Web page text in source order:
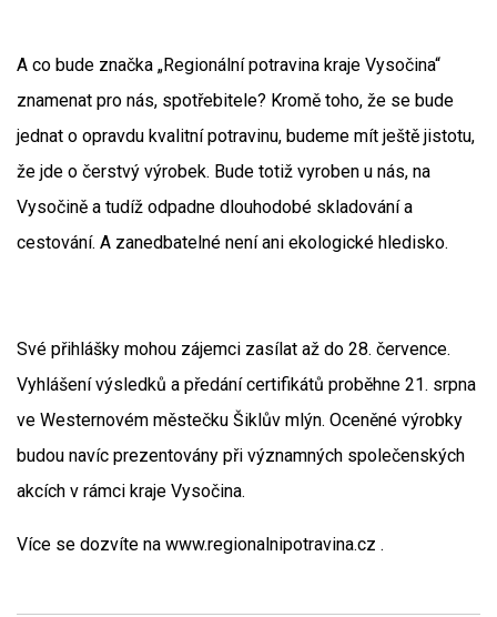
A co bude značka „Regionální potravina kraje Vysočina“
znamenat pro nás, spotřebitele? Kromě toho, že se bude
jednat o opravdu kvalitní potravinu, budeme mít ještě jistotu,
že jde o čerstvý výrobek. Bude totiž vyroben u nás, na
Vysočině a tudíž odpadne dlouhodobé skladování a
cestování. A zanedbatelné není ani ekologické hledisko.
Své přihlášky mohou zájemci zasílat až do 28. července.
Vyhlášení výsledků a předání certifikátů proběhne 21. srpna
ve Westernovém městečku Šiklův mlýn. Oceněné výrobky
budou navíc prezentovány při významných společenských
akcích v rámci kraje Vysočina.
Více se dozvíte na www.regionalnipotravina.cz .